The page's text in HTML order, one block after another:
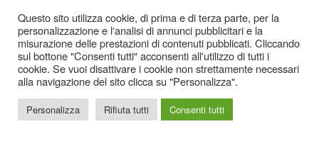
© Copyright 2026 Immaginaria International Film Festival - Un progetto di:
Associazione Culturale Visibilia APS – Sede legale: Studio Commercialista
Dott.ssa Michela Sabattini, via D’Azeglio 71, 40123 Bologna –
info@immaginariaff.it- Tutti i diritti riservati -Privacy Policy- Site Design:
Simple
Questo sito utilizza cookie, di prima e di terza parte, per la
personalizzazione e l'analisi di annunci pubblicitari e la
misurazione delle prestazioni di contenuti pubblicati. Cliccando
sul bottone "Consenti tutti" acconsenti all'utilizzo di tutti i
cookie. Se vuoi disattivare i cookie non strettamente necessari
alla navigazione del sito clicca su "Personalizza".
Personalizza Rifiuta tutti Consenti tutti